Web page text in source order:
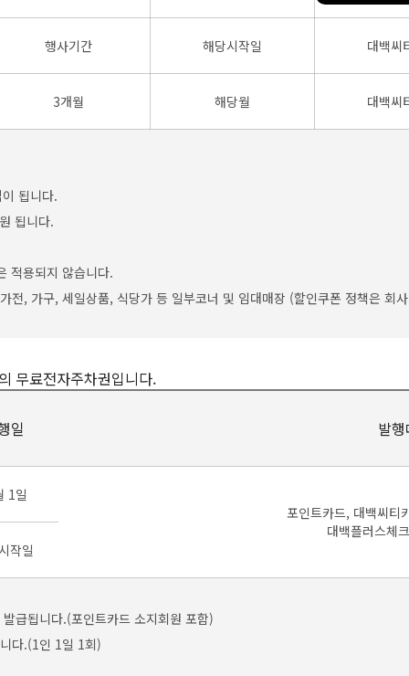
행사기간 해당시작일 대백씨
3개월 해당월 대백씨
됩니다.
됩니다.
적용되지 않습니다.
전, 가구, 세일상품, 식당가 등 일부코너 및 임대매장 (할인쿠폰 정책은 회
무료전자주차권입니다.
일 발
1일
포인트카드, 대백씨티
대백플러스체
작일
급됩니다.(포인트카드 소지회원 포함)
다.(1인 1일 1회)